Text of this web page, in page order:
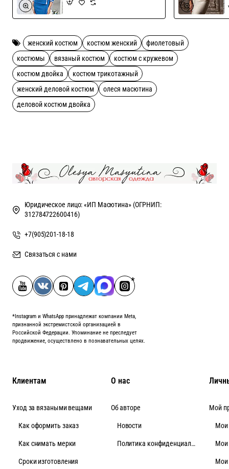
женский костюм костюм женский
фиолетовый
костюмы
вязаный костюм
костюм с кружевом
костюм двойка
костюм трикотажный
женский деловой костюм
олеся масютина
деловой костюм двойка
Юридическое лицо: «ИП Масютина» (ОГРНИП:
312784722600416)
+7(905)201-18-18
Связаться с нами
*Instagram и WhatsApp принадлежат компании Meta,
признанной экстремистской организацией в
Российской Федерации. Упоминание не преследует
продвижение, осуществлено в познавательных целях.
Клиентам
Уход за вязаными вещами
Как оформить заказ
Как снимать мерки
Cроки изготовления
О нас
Об авторе
Новости
Политика конфиденциальности
Мой
Мои
Мои
Мои